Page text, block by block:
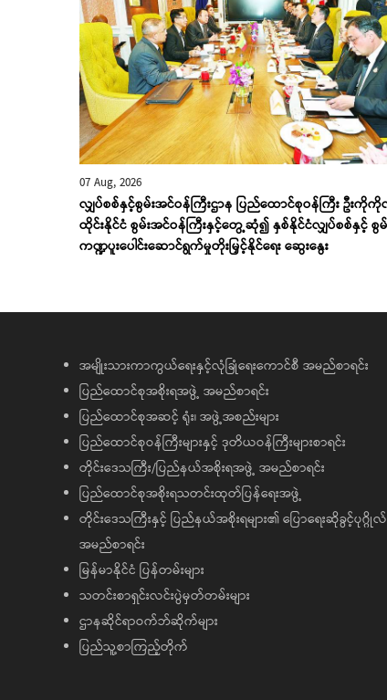
07 Aug, 2026
လျှပ်စစ်နှင့်စွမ်းအင်ဝန်ကြီးဌာန ပြည်ထောင်စုဝန်ကြီး ဦးကို
ထိုင်းနိုင်ငံ စွမ်းအင်ဝန်ကြီးနှင့်တွေ့ဆုံ၍ နှစ်နိုင်ငံလျှပ်စစ်နှင့် စွ
ကဏ္ဍပူးပေါင်းဆောင်ရွက်မှုတိုးမြှင့်နိုင်ရေး ဆွေးနွေး
အမျိုးသားကာကွယ်ရေးနှင့်လုံခြုံရေးကောင်စီ အမည်စာရင်း
ပြည်ထောင်စုအစိုးရအဖွဲ့ အမည်စာရင်း
ပြည်ထောင်စုအဆင့် ရုံး၊ အဖွဲ့အစည်းများ
ပြည်ထောင်စုဝန်ကြီးများနှင့် ဒုတိယဝန်ကြီးများစာရင်း
တိုင်းဒေသကြီး/ပြည်နယ်အစိုးရအဖွဲ့ အမည်စာရင်း
ပြည်ထောင်စုအစိုးရသတင်းထုတ်ပြန်ရေးအဖွဲ့
တိုင်းဒေသကြီးနှင့် ပြည်နယ်အစိုးရများ၏ ပြောရေးဆိုခွင့်ပုဂ္ဂိုလ်
အမည်စာရင်း
မြန်မာနိုင်ငံ ပြန်တမ်းများ
သတင်းစာရှင်းလင်းပွဲမှတ်တမ်းများ
ဌာနဆိုင်ရာဝက်ဘ်ဆိုက်များ
ပြည်သူ့စာကြည့်တိုက်